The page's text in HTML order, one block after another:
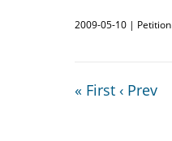
2009-05-10 | Petition
« First ‹ Prev